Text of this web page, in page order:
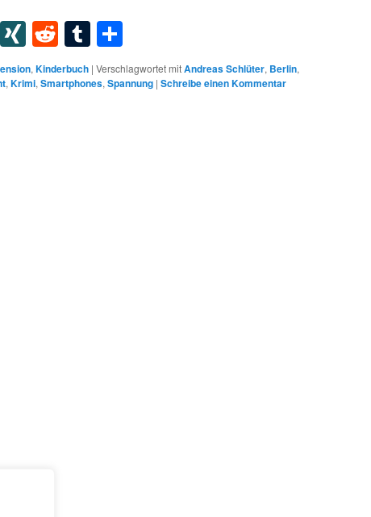
Pinterest
XINGRedditTumblr
, Kinderbuch | Verschlagwortet mitAndreas Schlüter, Berlin,
, Krimi, Smartphones, Spannung | Schreibe einen Kommentar